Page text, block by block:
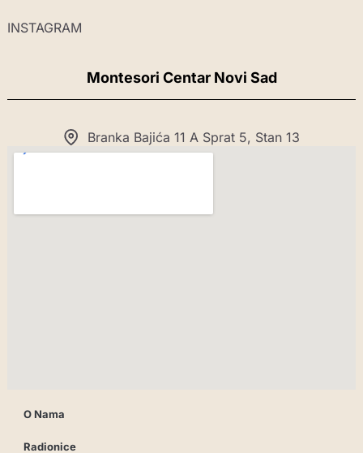
INSTAGRAM
Montesori Centar Novi Sad
Branka Bajića 11 A Sprat 5, Stan 13
O Nama
Radionice